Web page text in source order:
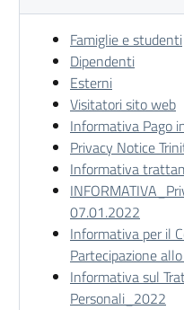
Famiglie e studenti
Dipendenti
Esterni
Visitatori sito web
Informativa Pago
Privacy Notice
Informativa
07.01.2022
Informativa per il
Partecipazione
Informativa sul
Personali_2022